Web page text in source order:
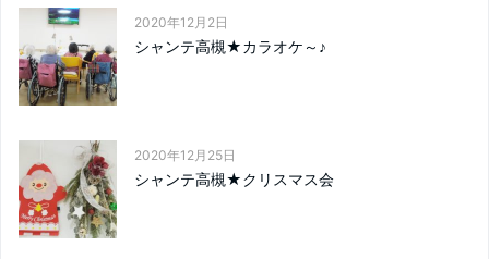
2020年12月2日
シャンテ高槻★カラオケ～♪
2020年12月25日
シャンテ高槻★クリスマス会